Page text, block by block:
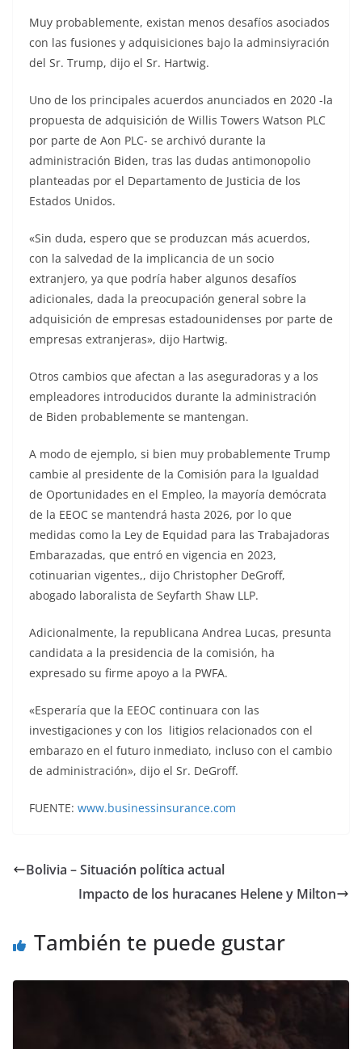
Muy probablemente, existan menos desafíos asociados
con las fusiones y adquisiciones bajo la adminsiyración
del Sr. Trump, dijo el Sr. Hartwig.
Uno de los principales acuerdos anunciados en 2020 -la
propuesta de adquisición de Willis Towers Watson PLC
por parte de Aon PLC- se archivó durante la
administración Biden, tras las dudas antimonopolio
planteadas por el Departamento de Justicia de los
Estados Unidos.
«Sin duda, espero que se produzcan más acuerdos,
con la salvedad de la implicancia de un socio
extranjero, ya que podría haber algunos desafíos
adicionales, dada la preocupación general sobre la
adquisición de empresas estadounidenses por parte de
empresas extranjeras», dijo Hartwig.
Otros cambios que afectan a las aseguradoras y a los
empleadores introducidos durante la administración
de Biden probablemente se mantengan.
A modo de ejemplo, si bien muy probablemente Trump
cambie al presidente de la Comisión para la Igualdad
de Oportunidades en el Empleo, la mayoría demócrata
de la EEOC se mantendrá hasta 2026, por lo que
medidas como la Ley de Equidad para las Trabajadoras
Embarazadas, que entró en vigencia en 2023,
cotinuarian vigentes,, dijo Christopher DeGroff,
abogado laboralista de Seyfarth Shaw LLP.
Adicionalmente, la republicana Andrea Lucas, presunta
candidata a la presidencia de la comisión, ha
expresado su firme apoyo a la PWFA.
«Esperaría que la EEOC continuara con las
investigaciones y con los litigios relacionados con el
embarazo en el futuro inmediato, incluso con el cambio
de administración», dijo el Sr. DeGroff.
FUENTE: www.businessinsurance.com
Bolivia – Situación política actual
Impacto de los huracanes Helene y Milton
También te puede gustar